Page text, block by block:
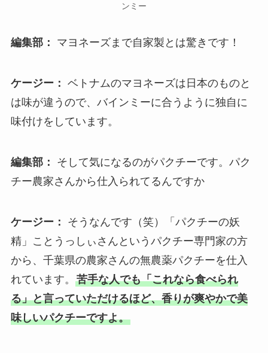
ンミー
編集部： マヨネーズまで自家製とは驚きです！
ケージー： ベトナムのマヨネーズは日本のものと
は味が違うので、バインミーに合うように独自に
味付けをしています。
編集部：
そして気になるのがパクチーです。パク
チー農家さんから仕入られてるんですか
ケージー：
そうなんです（笑）「パクチーの妖
精」ことうっしぃさんというパクチー専門家の方
から、千葉県の農家さんの無農薬パクチーを仕入
れています。 苦手な人でも「これなら食べられ
る」と言っていただけるほど、香りが爽やかで美
味しいパクチーですよ。